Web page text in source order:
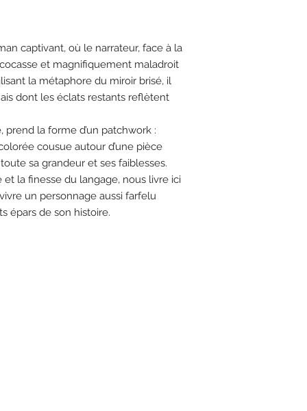
captivant, où le narrateur, face à la
et magnifiquement maladroit
la métaphore du miroir brisé, il
dont les éclats restants reflètent
la forme d’un patchwork :
cousue autour d’une pièce
sa grandeur et ses faiblesses.
et la finesse du langage, nous livre ici
un personnage aussi farfelu
épars de son histoire.